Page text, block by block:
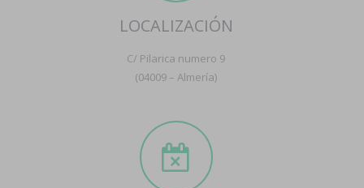
LOCALIZACIÓN
C/ Pilarica numero 9
(04009 – Almería)